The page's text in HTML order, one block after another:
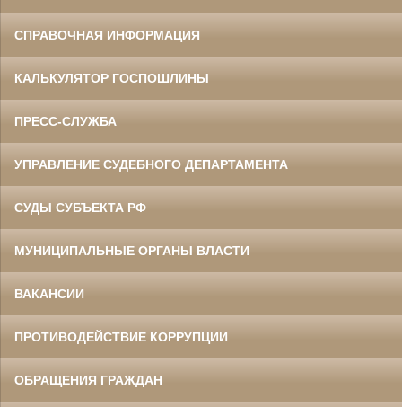
СПРАВОЧНАЯ ИНФОРМАЦИЯ
КАЛЬКУЛЯТОР ГОСПОШЛИНЫ
ПРЕСС-СЛУЖБА
УПРАВЛЕНИЕ СУДЕБНОГО ДЕПАРТАМЕНТА
СУДЫ СУБЪЕКТА РФ
МУНИЦИПАЛЬНЫЕ ОРГАНЫ ВЛАСТИ
ВАКАНСИИ
ПРОТИВОДЕЙСТВИЕ КОРРУПЦИИ
ОБРАЩЕНИЯ ГРАЖДАН